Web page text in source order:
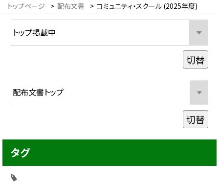
トップページ > 配布文書 > コミュニティ・スクール (2025年度)
切替
切替
タグ